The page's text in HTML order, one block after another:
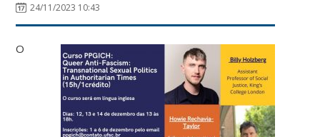
24/11/2023 10:43
O